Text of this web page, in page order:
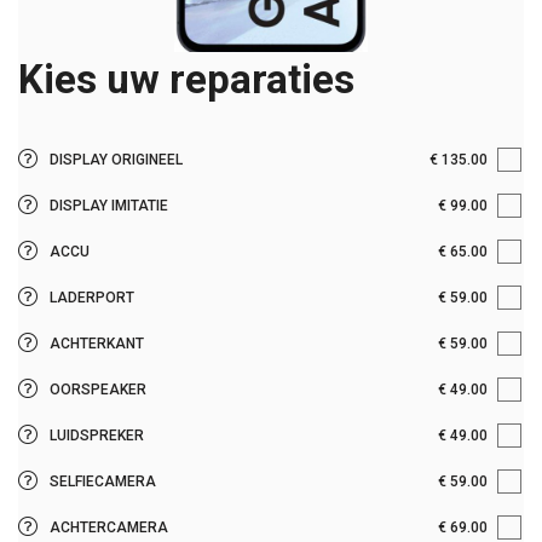
Kies uw reparaties
Origineel onderdeel
Garantie: 12 maanden
Reparatieduur: 30
DISPLAY ORIGINEEL € 135.00
Imitatie onderdeel
Garantie: maanden
Reparatieduur:
DISPLAY IMITATIE € 99.00
Origineel onderdeel
Garantie: 6 maanden
Reparatieduur: 30
ACCU € 65.00
Origineel onderdeel
Garantie: 12 maanden
Reparatieduur: 30
LADERPORT € 59.00
Origineel onderdeel
Garantie: 12 maanden
Reparatieduur: 30
ACHTERKANT € 59.00
Origineel onderdeel
Garantie: 12 maanden
Reparatieduur: 30
OORSPEAKER € 49.00
Origineel onderdeel
Garantie: maanden
Reparatieduur:
LUIDSPREKER € 49.00
Origineel onderdeel
Garantie: 12 maanden
SELFIECAMERA € 59.00
Origineel onderdeel
ACHTERCAMERA € 69.00